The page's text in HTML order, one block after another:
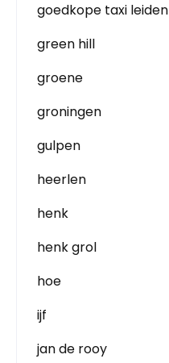
goedkope taxi leiden
green hill
groene
groningen
gulpen
heerlen
henk
henk grol
hoe
ijf
jan de rooy